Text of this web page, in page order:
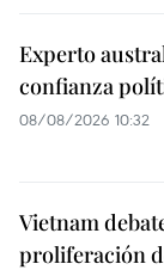
Experto
confianza
08/08/2026 10:32
Vietnam
proliferación